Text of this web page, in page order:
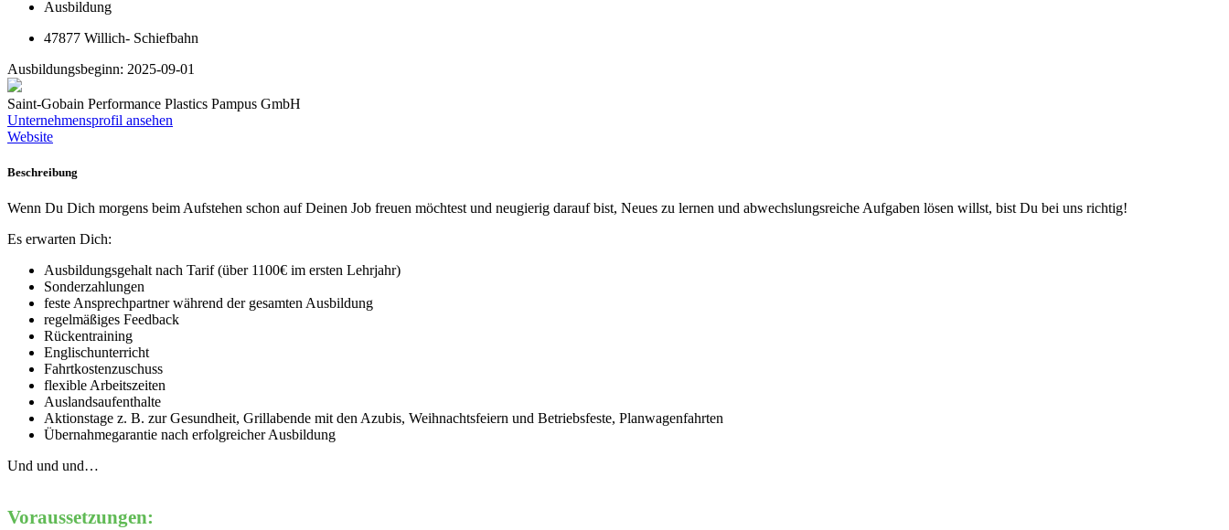
Ausbildung
47877 Willich- Schiefbahn
Ausbildungsbeginn: 2025-09-01
Saint-Gobain Performance Plastics Pampus GmbH
Unternehmensprofil ansehen
Website
Beschreibung
Wenn Du Dich morgens beim Aufstehen schon auf Deinen Job freuen möchtest und neugierig darauf bist, Neues zu lernen und abwechslungsreiche Aufgaben lösen willst, bist Du bei uns richtig!
Es erwarten Dich:
Ausbildungsgehalt nach Tarif (über 1100€ im ersten Lehrjahr)
Sonderzahlungen
feste Ansprechpartner während der gesamten Ausbildung
regelmäßiges Feedback
Rückentraining
Englischunterricht
Fahrtkostenzuschuss
flexible Arbeitszeiten
Auslandsaufenthalte
Aktionstage z. B. zur Gesundheit, Grillabende mit den Azubis, Weihnachtsfeiern und Betriebsfeste, Planwagenfahrten
Übernahmegarantie nach erfolgreicher Ausbildung
Und und und…
Voraussetzungen: